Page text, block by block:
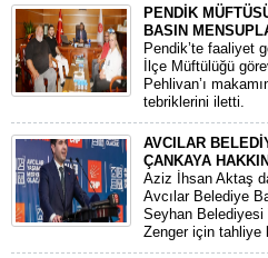
PENDİK
BASIN
​Pendik’te faaliyet
İlçe Müftülüğü
Pehlivan’ı
tebriklerini iletti.
AVCILAR
ÇANKAYA
​Aziz İhsan Aktaş
Avcılar Belediye
Seyhan
Zenger için tahliye